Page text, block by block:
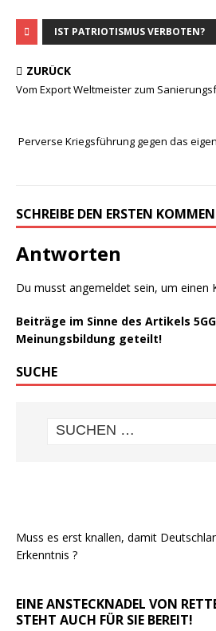
IST PATRIOTISMUS VERBOTEN?
ZURÜCK
Vom Export Weltmeister zum
Perverse Kriegsführung gegen das
SCHREIBE DEN ERSTEN
Antworten
Du musst angemeldet sein, um einen
Beiträge im Sinne des Artikels
Meinungsbildung geteilt!
SUCHE
Muss es erst knallen, damit
Erkenntnis ?
EINE ANSTECKNADEL VON
STEHT AUCH FÜR SIE BEREIT!